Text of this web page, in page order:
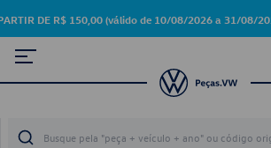
DE R$ 150,00 (válido de 10/08/2026 a 31/08/